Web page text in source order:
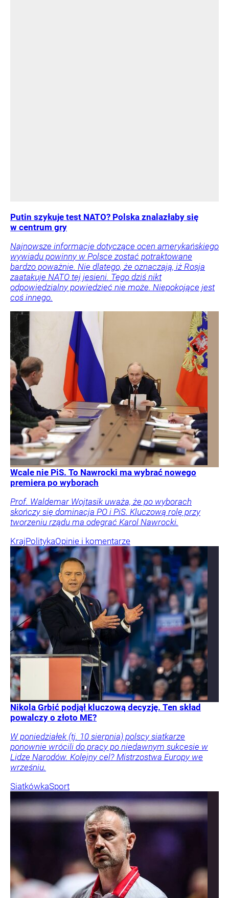
Putin szykuje test NATO? Polska znalazłaby się
w centrum gry
Najnowsze informacje dotyczące ocen amerykańskiego
wywiadu powinny w Polsce zostać potraktowane
bardzo poważnie. Nie dlatego, że oznaczają, iż Rosja
zaatakuje NATO tej jesieni. Tego dziś nikt
odpowiedzialny powiedzieć nie może. Niepokojące jest
coś innego.
Wcale nie PiS. To Nawrocki ma wybrać nowego
premiera po wyborach
Prof. Waldemar Wojtasik uważa, że po wyborach
skończy się dominacja PO i PiS. Kluczową rolę przy
tworzeniu rządu ma odegrać Karol Nawrocki.
KrajPolitykaOpinie i komentarze
Nikola Grbić podjął kluczową decyzję. Ten skład
powalczy o złoto ME?
W poniedziałek (tj. 10 sierpnia) polscy siatkarze
ponownie wrócili do pracy po niedawnym sukcesie w
Lidze Narodów. Kolejny cel? Mistrzostwa Europy we
wrześniu.
SiatkówkaSport